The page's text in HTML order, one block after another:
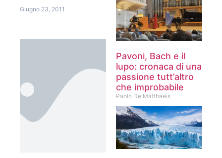
Giugno 23, 2011
Pavoni, Bach e il
lupo: cronaca di una
passione tutt’altro
che improbabile
Paolo De Matthaeis